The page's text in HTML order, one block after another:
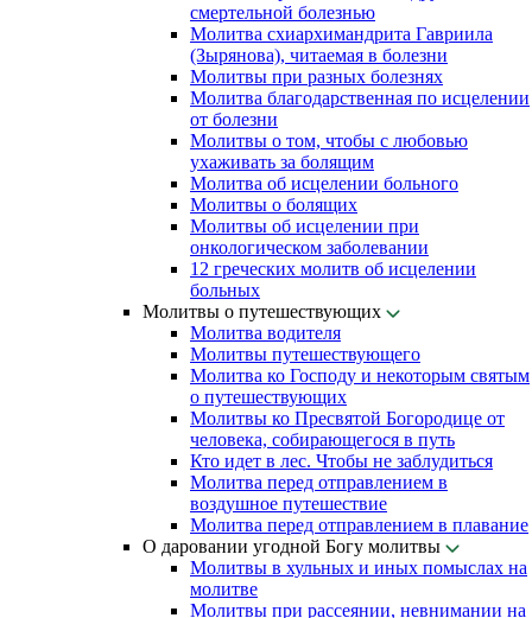
смертельной болезнью
Молитва схиархимандрита Гавриила
(Зырянова), читаемая в болезни
Молитвы при разных болезнях
Молитва благодарственная по исцелении
от болезни
Молитвы о том, чтобы с любовью
ухаживать за болящим
Молитва об исцелении больного
Молитвы о болящих
Молитвы об исцелении при
онкологическом заболевании
12 греческих молитв об исцелении
больных
Молитвы о путешествующих
Молитва водителя
Молитвы путешествующего
Молитва ко Господу и некоторым святым
о путешествующих
Молитвы ко Пресвятой Богородице от
человека, собирающегося в путь
Кто идет в лес. Чтобы не заблудиться
Молитва перед отправлением в
воздушное путешествие
Молитва перед отправлением в плавание
О даровании угодной Богу молитвы
Молитвы в хульных и иных помыслах на
молитве
Молитвы при рассеянии, невнимании на